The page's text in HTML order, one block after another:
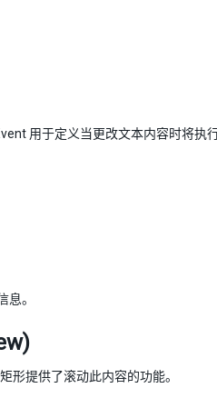
用于定义当更改文本内容时将执
。
形提供了滚动此内容的功能。